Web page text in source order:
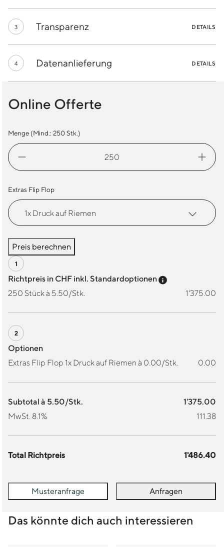
3 Transparenz DETAILS
4 Datenanlieferung DETAILS
Online Offerte
Menge (Mind.: 250Stk.)
Flip
Flop
Menge
Extras Flip Flop
Preis berechnen
Richtpreis in CHF inkl. Standardoptionen
Preis-Tooltip
250 Stück à 5.50/Stk.
1'375.00
Optionen
Extras Flip Flop 1x Druck auf Riemen à 0.00/Stk.
0.00
Subtotal à 5.50/Stk.
1'375.00
MwSt. 8.1%
111.38
Total Richtpreis 1'486.40
Musteranfrage Anfragen
Das könnte dich auch interessieren